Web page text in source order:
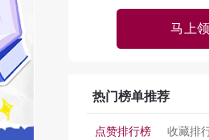
马上
热门榜单推荐
点赞排行榜 收藏排